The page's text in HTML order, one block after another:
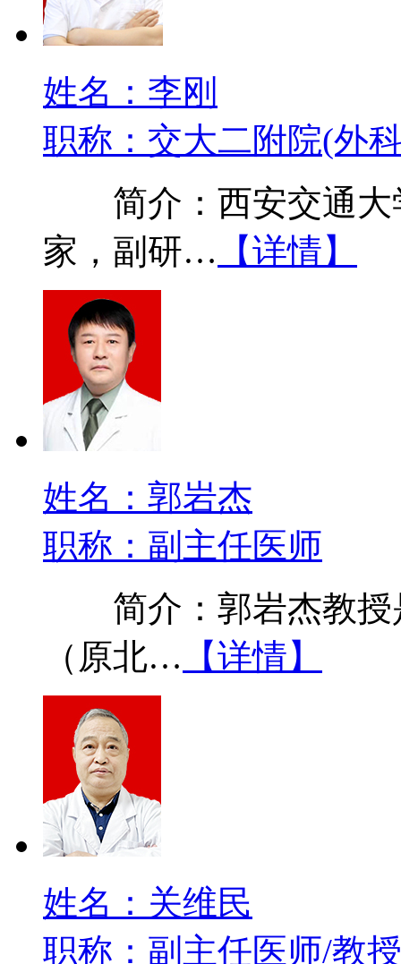
姓名：李刚
职称：交大二附院(外
简介：西安交通大
家，副研… 【详情】
姓名：郭岩杰
职称：副主任医师
简介：郭岩杰教授
（原北… 【详情】
姓名：关维民
职称：副主任医师/教授